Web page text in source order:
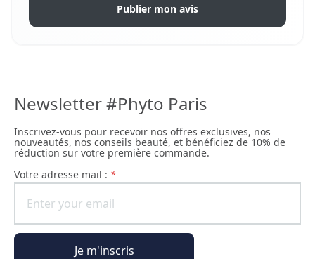
Publier mon avis
Newsletter #Phyto Paris
Inscrivez-vous pour recevoir nos offres exclusives, nos
nouveautés, nos conseils beauté, et bénéficiez de 10% de
réduction sur votre première commande.
Votre adresse mail : *
Je m'inscris